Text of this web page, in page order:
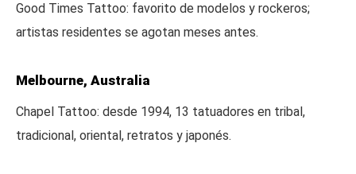
Good Times Tattoo: favorito de modelos y rockeros;
artistas residentes se agotan meses antes.
Melbourne, Australia
Chapel Tattoo: desde 1994, 13 tatuadores en tribal,
tradicional, oriental, retratos y japonés.